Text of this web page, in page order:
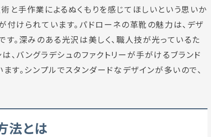
と手作業によるぬくもりを感じてほしいという思いか
付けられています。パドローネの革靴の魅力は、デザ
。深みのある光沢は美しく、職人技が光っているた
バングラデシュのファクトリーが手がけるブランド
す。シンプルでスタンダードなデザインが多いので、
法とは